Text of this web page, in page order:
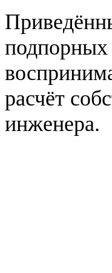
расчёт
инженера.